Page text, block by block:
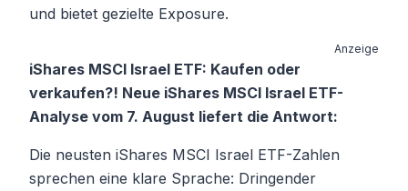
und bietet gezielte Exposure.
Anzeige
iShares MSCI Israel ETF: Kaufen oder
verkaufen?! Neue iShares MSCI Israel ETF-
Analyse vom 7. August liefert die Antwort:
Die neusten iShares MSCI Israel ETF-Zahlen
sprechen eine klare Sprache: Dringender